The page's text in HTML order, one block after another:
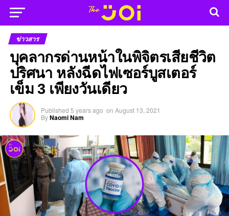
ข่าวสาร
บุคลากรด่านหน้าในพิจิตรเสียชีวิต
ปริศนา หลังฉีดไฟเซอร์บูสเตอร์
เข็ม 3 เพียงวันเดียว
Published 5 years ago on August 13, 2021
ByNaomi Nam